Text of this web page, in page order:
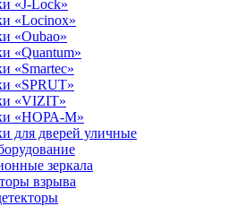
«J-Lock»
«Locinox»
«Oubao»
«Quantum»
«Smartec»
«SPRUT»
«VIZIT»
«НОРА-М»
для дверей уличные
зеркала
взрыва